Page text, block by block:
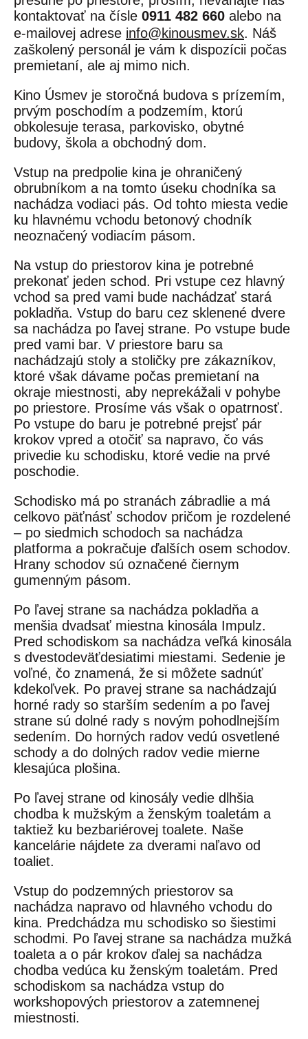
kontaktovať na čísle 0911 482 660 alebo na
e-mailovej adrese info@kinousmev.sk. Náš
zaškolený personál je vám k dispozícii počas
premietaní, ale aj mimo nich.
Kino Úsmev je storočná budova s prízemím,
prvým poschodím a podzemím, ktorú
obkolesuje terasa, parkovisko, obytné
budovy, škola a obchodný dom.
Vstup na predpolie kina je ohraničený
obrubníkom a na tomto úseku chodníka sa
nachádza vodiaci pás. Od tohto miesta vedie
ku hlavnému vchodu betonový chodník
neoznačený vodiacím pásom.
Na vstup do priestorov kina je potrebné
prekonať jeden schod. Pri vstupe cez hlavný
vchod sa pred vami bude nachádzať stará
pokladňa. Vstup do baru cez sklenené dvere
sa nachádza po ľavej strane. Po vstupe bude
pred vami bar. V priestore baru sa
nachádzajú stoly a stoličky pre zákazníkov,
ktoré však dávame počas premietaní na
okraje miestnosti, aby neprekážali v pohybe
po priestore. Prosíme vás však o opatrnosť.
Po vstupe do baru je potrebné prejsť pár
krokov vpred a otočiť sa napravo, čo vás
privedie ku schodisku, ktoré vedie na prvé
poschodie.
Schodisko má po stranách zábradlie a má
celkovo päťnásť schodov pričom je rozdelené
– po siedmich schodoch sa nachádza
platforma a pokračuje ďalších osem schodov.
Hrany schodov sú označené čiernym
gumenným pásom.
Po ľavej strane sa nachádza pokladňa a
menšia dvadsať miestna kinosála Impulz.
Pred schodiskom sa nachádza veľká kinosála
s dvestodeväťdesiatimi miestami. Sedenie je
voľné, čo znamená, že si môžete sadnúť
kdekoľvek. Po pravej strane sa nachádzajú
horné rady so starším sedením a po ľavej
strane sú dolné rady s novým pohodlnejším
sedením. Do horných radov vedú osvetlené
schody a do dolných radov vedie mierne
klesajúca plošina.
Po ľavej strane od kinosály vedie dlhšia
chodba k mužským a ženským toaletám a
taktiež ku bezbariérovej toalete. Naše
kancelárie nájdete za dverami naľavo od
toaliet.
Vstup do podzemných priestorov sa
nachádza napravo od hlavného vchodu do
kina. Predchádza mu schodisko so šiestimi
schodmi. Po ľavej strane sa nachádza mužká
toaleta a o pár krokov ďalej sa nachádza
chodba vedúca ku ženským toaletám. Pred
schodiskom sa nachádza vstup do
workshopových priestorov a zatemnenej
miestnosti.